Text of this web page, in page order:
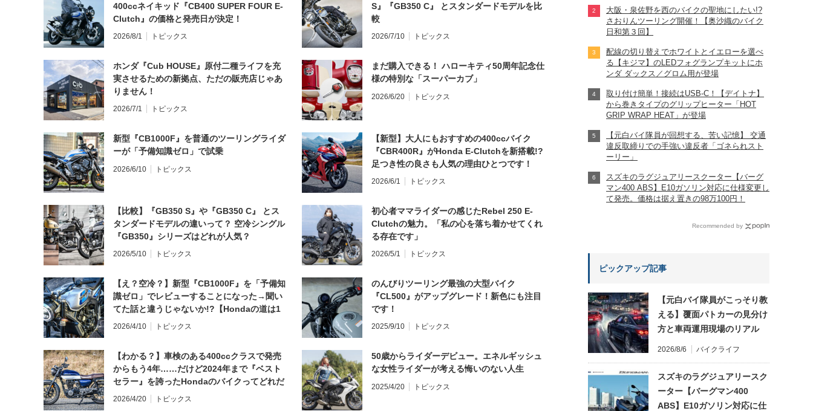
400ccネイキッド『CB400 SUPER FOUR E-
Clutch』の価格と発売日が決定！
2026/8/1 トピックス
S』『GB350 C』 とスタンダードモデルを比
較
2026/7/10 トピックス
ホンダ『Cub HOUSE』原付二種ライフを充
実させるための新拠点、ただの販売店じゃあ
りません！
2026/7/1 トピックス
まだ購入できる！ ハローキティ50周年記念仕
様の特別な「スーパーカブ」
2026/6/20 トピックス
新型『CB1000F』を普通のツーリングライダ
ーが「予備知識ゼロ」で試乗
2026/6/10 トピックス
【新型】大人にもおすすめの400ccバイク
『CBR400R』がHonda E-Clutchを新搭載!?
足つき性の良さも人気の理由ひとつです！
2026/6/1 トピックス
【比較】『GB350 S』や『GB350 C』 とス
タンダードモデルの違いって？ 空冷シングル
『GB350』シリーズはどれが人気？
2026/5/10 トピックス
初心者ママライダーの感じたRebel 250 E-
Clutchの魅力。「私の心を落ち着かせてくれ
る存在です」
2026/5/1 トピックス
【え？空冷？】新型『CB1000F』を「予備知
識ゼロ」でレビューすることになった→聞い
てた話と違うじゃないか!?【Hondaの道は1
日にしてならず／CB1000F ①第一印象 編】
2026/4/10 トピックス
のんびりツーリング最強の大型バイク
『CL500』がアップグレード！新色にも注目
です！
2025/9/10 トピックス
【わかる？】車検のある400ccクラスで発売
からもう4年……だけど2024年まで『ベスト
セラー』を誇ったHondaのバイクってどれだ
と思う？
2026/4/20 トピックス
50歳からライダーデビュー。エネルギッシュ
な女性ライダーが考える悔いのない人生
2025/4/20 トピックス
大阪・泉佐野を西のバイクの聖地にしたい!?
さおりんツーリング開催！【奥沙織のバイク
日和第３回】
配線の切り替えでホワイトとイエローを選べ
る【キジマ】のLEDフォグランプキットにホ
ンダ ダックス／グロム用が登場
取り付け簡単！接続はUSB-C！【デイトナ】
から巻きタイプのグリップヒーター「HOT
GRIP WRAP HEAT」が登場
【元白バイ隊員が回想する、苦い記憶】 交通
違反取締りでの手強い違反者「ゴネられスト
ーリー」
スズキのラグジュアリースクーター【バーグ
マン400 ABS】E10ガソリン対応に仕様変更し
て発売。価格は据え置きの98万100円！
Recommended by
ピックアップ記事
【元白バイ隊員がこっそり教
える】覆面パトカーの見分け
方と車両運用現場のリアル
2026/8/6 バイクライフ
スズキのラグジュアリースク
ーター【バーグマン400
ABS】E10ガソリン対応に仕